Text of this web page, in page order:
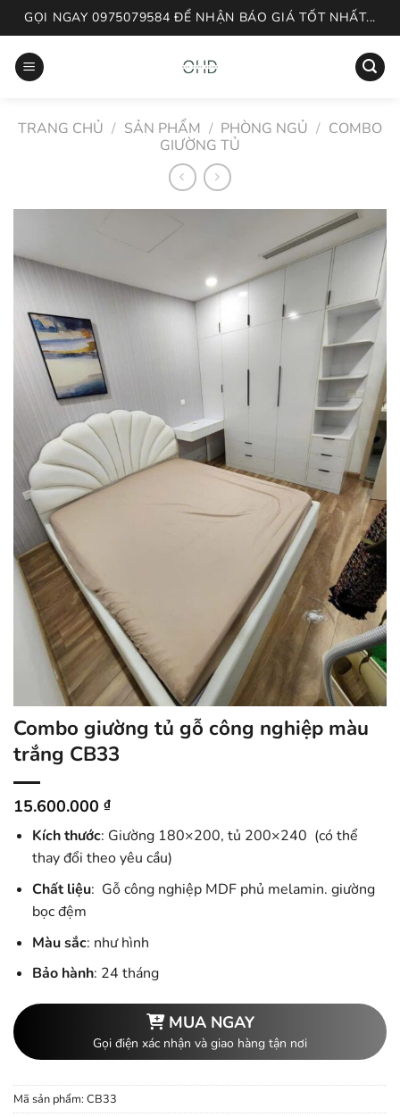
Skip
to
content
GỌI NGAY 0975079584 ĐỂ NHẬN BÁO GIÁ TỐT NHẤT...
TRANG CHỦ / SẢN PHẨM / PHÒNG NGỦ / COMBO
GIƯỜNG TỦ
Combo giường tủ gỗ công nghiệp màu
trắng CB33
15.600.000 ₫
Kích thước: Giường 180×200, tủ 200×240 (có thể
thay đổi theo yêu cầu)
Chất liệu: Gỗ công nghiệp MDF phủ melamin. giường
bọc đệm
Màu sắc: như hình
Bảo hành: 24 tháng
MUA NGAY
Gọi điện xác nhận và giao hàng tận nơi
Mã sản phẩm: CB33